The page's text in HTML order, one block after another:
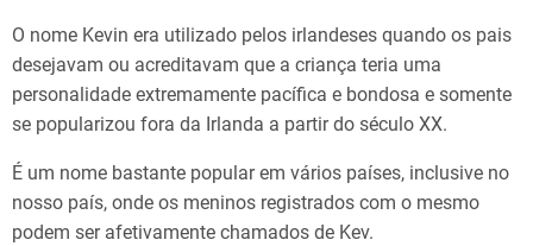
O nome Kevin era utilizado pelos irlandeses quando os pais
desejavam ou acreditavam que a criança teria uma
personalidade extremamente pacífica e bondosa e somente
se popularizou fora da Irlanda a partir do século XX.
É um nome bastante popular em vários países, inclusive no
nosso país, onde os meninos registrados com o mesmo
podem ser afetivamente chamados de Kev.